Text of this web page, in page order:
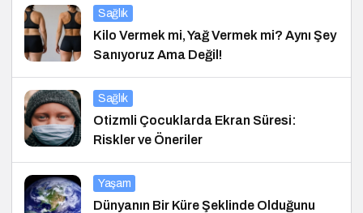
Sağlık
Kilo Vermek mi, Yağ Vermek mi? Aynı Şey
Sanıyoruz Ama Değil!
Sağlık
Otizmli Çocuklarda Ekran Süresi:
Riskler ve Öneriler
Yaşam
Dünyanın Bir Küre Şeklinde Olduğunu